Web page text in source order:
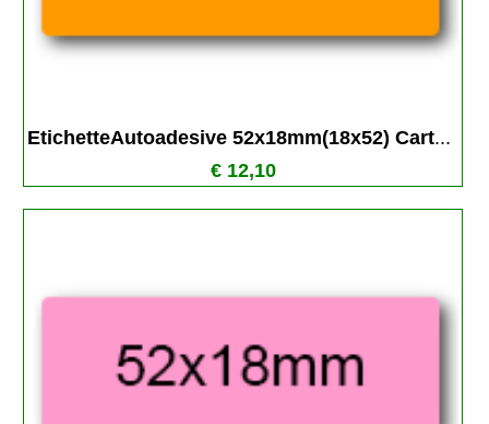
EtichetteAutoadesive 52x18mm(18x52) Cart...
€ 12,10